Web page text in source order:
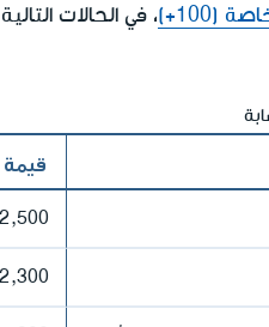
(100+) ، في الحالات
قيمة
2,500 دولار
2,300 دولار